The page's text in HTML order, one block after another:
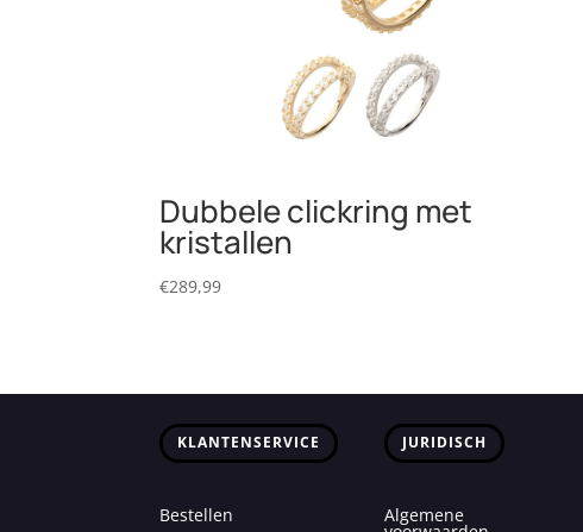
Dubbele clickring met
kristallen
€289,99
KLANTENSERVICE
Bestellen
JURIDISCH
Algemene